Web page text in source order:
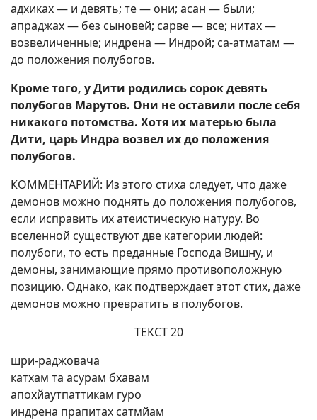
адхиках — и девять; те — они; асан — были;
апраджах — без сыновей; сарве — все; нитах —
возвеличенные; индрена — Индрой; са-атматам —
до положения полубогов.
Кроме того, у Дити родились сорок девять
полубогов Марутов. Они не оставили после себя
никакого потомства. Хотя их матерью была
Дити, царь Индра возвел их до положения
полубогов.
КОММЕНТАРИЙ: Из этого стиха следует, что даже
демонов можно поднять до положения полубогов,
если исправить их атеистическую натуру. Во
вселенной существуют две категории людей:
полубоги, то есть преданные Господа Вишну, и
демоны, занимающие прямо противоположную
позицию. Однако, как подтверждает этот стих, даже
демонов можно превратить в полубогов.
ТЕКСТ 20
шри-раджовача
катхам та асурам бхавам
апохйаутпаттикам гуро
индрена прапитах сатмйам